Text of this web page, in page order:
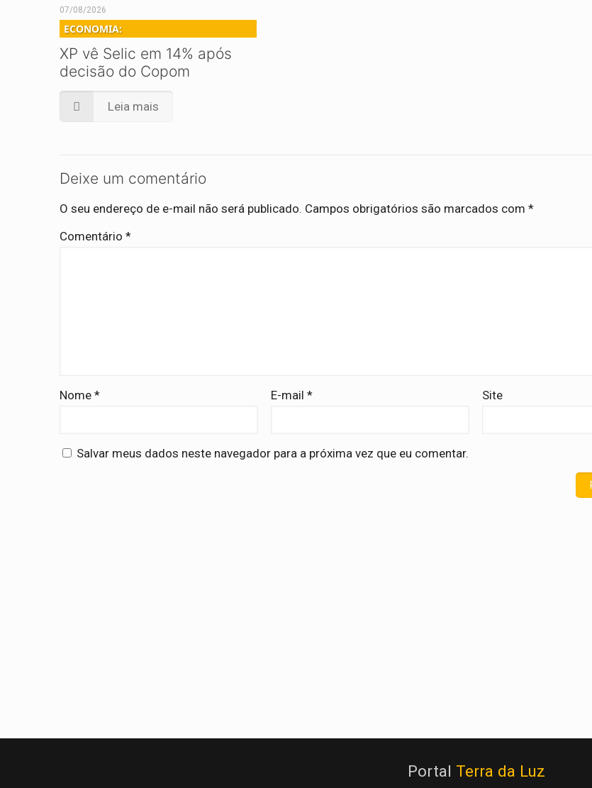
07/08/2026
ECONOMIA:
XP vê Selic em 14% após
decisão do Copom
Leia mais
Deixe um comentário
O seu endereço de e-mail não será publicado. Campos obrigatórios são marcados com *
Comentário *
Nome * E-mail* Site
Salvar meus dados neste navegador para a próxima vez que eu comentar.
Portal Terra da Luz